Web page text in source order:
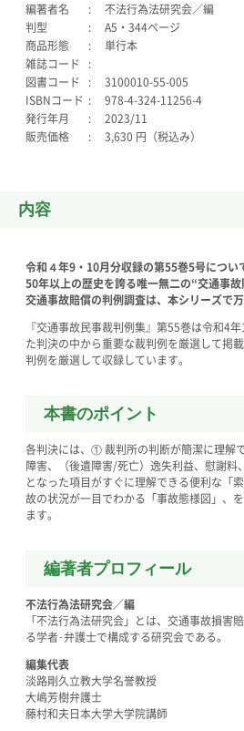
編著者名
不法行為法研究会／編
判型
A5・344ページ
商品形態
単行本
雑誌コード
図書コード
3100010-55-005
ISBNコード
978-4-324-11256-4
発行年月
2023/11
販売価格
3,630 円（税込み）
内容
令和４年9・10月分収録の第55巻5号につい
50年以上の歴史を誇る唯一無二の“交通事
交通事故賠償の判例調査は、本シリーズで万
『交通事故民事裁判例集』第55巻は令和4
た判決の中から重要な裁判例を厳選して掲
判例を厳選して収録しています。
本書のポイント
各判決には、① 裁判所の判断が簡潔に理解
障害、（後遺障害/死亡）逸失利益、慰謝料
となった項目がすぐに理解できる便利な「
故の状況が一目でわかる「事故態様図」、
ます。
編著者プロフィール
不法行為法研究会／編
「不法行為法研究会」とは、交通事故損害
る学者･弁護士で構成する研究会である。
編集代表
淡路剛久立教大学名誉教授
大嶋芳樹弁護士
藤村和夫日本大学大学院講師